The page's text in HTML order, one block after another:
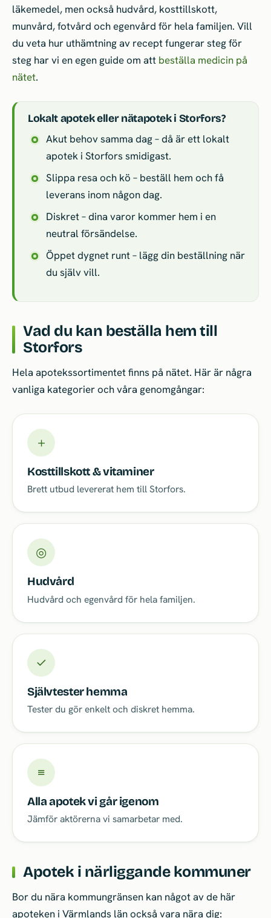
läkemedel, men också hudvård, kosttillskott,
munvård, fotvård och egenvård för hela familjen. Vill
du veta hur uthämtning av recept fungerar steg för
steg har vi en egen guide om att beställa medicin på
nätet.
Lokalt apotek eller nätapotek i Storfors?
Akut behov samma dag – då är ett lokalt
apotek i Storfors smidigast.
Slippa resa och kö – beställ hem och få
leverans inom någon dag.
Diskret – dina varor kommer hem i en
neutral försändelse.
Öppet dygnet runt – lägg din beställning när
du själv vill.
Vad du kan beställa hem till
Storfors
Hela apotekssortimentet finns på nätet. Här är några
vanliga kategorier och våra genomgångar:
＋
Kosttillskott & vitaminer
Brett utbud levererat hem till Storfors.
◎
Hudvård
Hudvård och egenvård för hela familjen.
✓
Självtester hemma
Tester du gör enkelt och diskret hemma.
≡
Alla apotek vi går igenom
Jämför aktörerna vi samarbetar med.
Apotek i närliggande kommuner
Bor du nära kommungränsen kan något av de här
apoteken i Värmlands län också vara nära dig: